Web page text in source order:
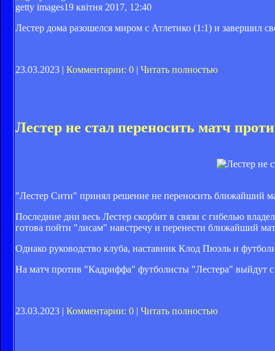
getty images19 квітня 2017, 12:40
Лестер дома разошелся миром с Атлетико (1:1) и завершил
23.03.2023 | Комментарии: 0 | Читать полностью
Лестер не стал переносить матч
"Лестер Сити" принял решение не переносить ближайший
Последние дни весь Лестер скорбит в связи с гибелью
готова пойти "лисам" навстречу и перенести ближайший
Однако руководство клуба, наставник Клод Пюэль и
На матч против "Кадриффа" футболисты "Лестера" выйдут с
23.03.2023 | Комментарии: 0 Читать полностью